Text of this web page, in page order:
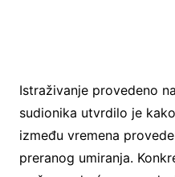
Istraživanje provedeno
sudionika utvrdilo je
između vremena
preranog umiranja.